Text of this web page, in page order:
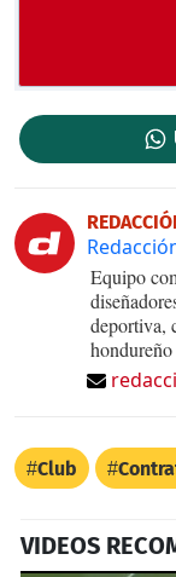
Equipo
deportiva,
Club
VIDEOS